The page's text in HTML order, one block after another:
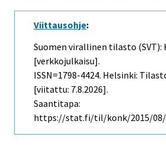
Viittausohje:
Suomen virallinen tilasto (SVT):
[verkkojulkaisu].
ISSN=1798-4424. Helsinki:
[viitattu: 7.8.2026].
Saantitapa:
https://stat.fi/til/konk/2015/